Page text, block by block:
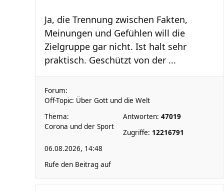
Ja, die Trennung zwischen Fakten,
Meinungen und Gefühlen will die
Zielgruppe gar nicht. Ist halt sehr
praktisch. Geschützt von der ...
Forum:
Off-Topic: Über Gott und die Welt
Thema:
Corona und der Sport
Antworten: 47019
Zugriffe: 12216791
06.08.2026, 14:48
Rufe den Beitrag auf